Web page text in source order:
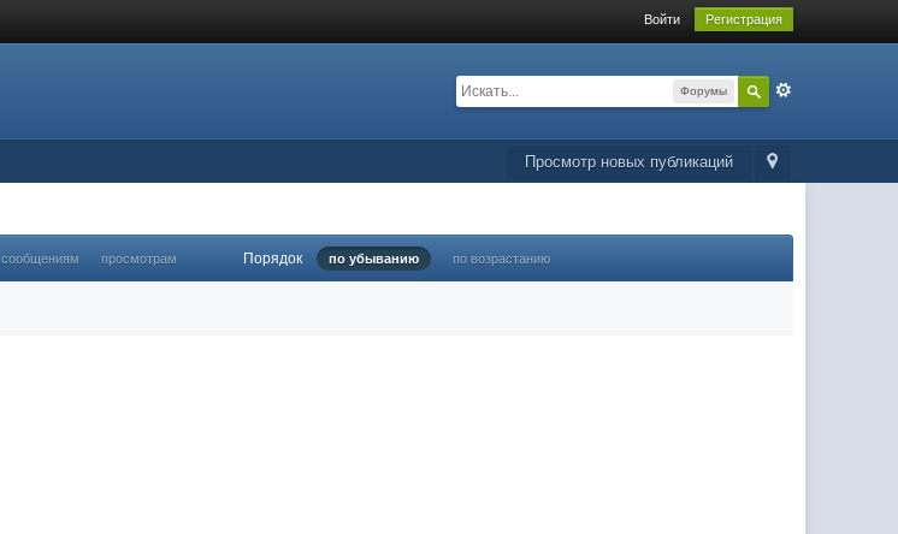
Войти Регистрация
Форумы
Просмотр новых публикаций
сообщениям просмотрам Порядок по убыванию по возрастанию